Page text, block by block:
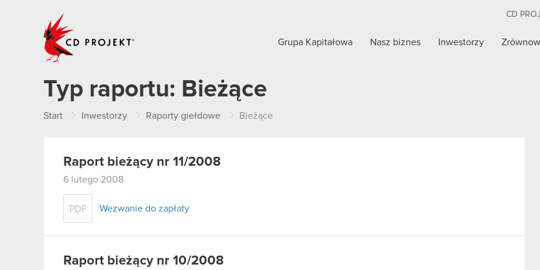
CD
Grupa Kapitałowa Nasz biznes Inwestorzy
Typ raportu: Bieżące
Start Inwestorzy Raporty giełdowe Bieżące
Raport bieżący nr 11/2008
6 lutego 2008
PDF Wezwanie do zapłaty
Raport bieżący nr 10/2008